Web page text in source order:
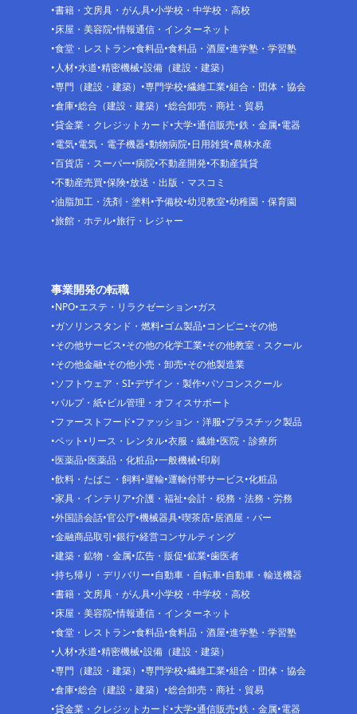
書籍・文房具・がん具 小学校・中学校・高校
床屋・美容院 情報通信・インターネット
食堂・レストラン 食料品 食料品・酒屋 進学塾・学習塾
人材 水道 精密機械 設備（建設・建築）
専門（建設・建築）
専門学校 繊維工業 組合・団体・協会
倉庫 総合（建設・建築）
総合卸売・商社・貿易
貸金業・クレジットカード 大学 通信販売 鉄・金属 電器
電気 電気・電子機器 動物病院 日用雑貨 農林水産
百貨店・スーパー 病院 不動産開発 不動産賃貸
不動産売買 保険 放送・出版・マスコミ
油脂加工・洗剤・塗料 予備校 幼児教室 幼稚園・保育園
旅館・ホテル 旅行・レジャー
事業開発の転職
NPO エステ・リラクゼーション ガス
ガソリンスタンド・燃料 ゴム製品 コンビニ その他
その他サービス その他の化学工業 その他教室・スクール
その他金融 その他小売・卸売 その他製造業
ソフトウェア・SI デザイン・製作 パソコンスクール
パルプ・紙 ビル管理・オフィスサポート
ファーストフード ファッション・洋服 プラスチック製品
ペット リース・レンタル 衣服・繊維 医院・診療所
医薬品 医薬品・化粧品 一般機械 印刷
飲料・たばこ・飼料 運輸 運輸付帯サービス 化粧品
家具・インテリア 介護・福祉 会計・税務・法務・労務
外国語会話 官公庁 機械器具 喫茶店 居酒屋・バー
金融商品取引 銀行 経営コンサルティング
建築・鉱物・金属 広告・販促 鉱業 歯医者
持ち帰り・デリバリー 自動車・自転車 自動車・輸送機器
書籍・文房具・がん具 小学校・中学校・高校
床屋・美容院 情報通信・インターネット
食堂・レストラン 食料品 食料品・酒屋 進学塾・学習塾
人材 水道 精密機械 設備（建設・建築）
専門（建設・建築）
専門学校 繊維工業 組合・団体・協会
倉庫 総合（建設・建築）
総合卸売・商社・貿易
貸金業・クレジットカード 大学 通信販売 鉄・金属 電器